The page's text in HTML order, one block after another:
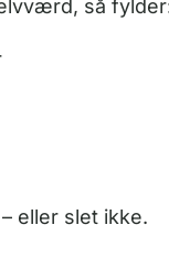
så
eller slet ikke.